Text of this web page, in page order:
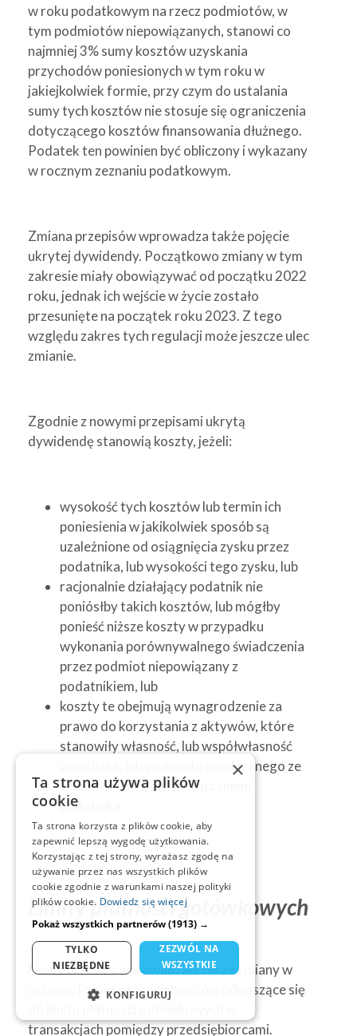
w roku podatkowym na rzecz podmiotów, w
tym podmiotów niepowiązanych, stanowi co
najmniej 3% sumy kosztów uzyskania
przychodów poniesionych w tym roku w
jakiejkolwiek formie, przy czym do ustalania
sumy tych kosztów nie stosuje się ograniczenia
dotyczącego kosztów finansowania dłużnego.
Podatek ten powinien być obliczony i wykazany
w rocznym zeznaniu podatkowym.
Zmiana przepisów wprowadza także pojęcie
ukrytej dywidendy. Początkowo zmiany w tym
zakresie miały obowiązywać od początku 2022
roku, jednak ich wejście w życie zostało
przesunięte na początek roku 2023. Z tego
względu zakres tych regulacji może jeszcze ulec
zmianie.
Zgodnie z nowymi przepisami ukrytą
dywidendę stanowią koszty, jeżeli:
wysokość tych kosztów lub termin ich
poniesienia w jakikolwiek sposób są
uzależnione od osiągnięcia zysku przez
podatnika, lub wysokości tego zysku, lub
racjonalnie działający podatnik nie
poniósłby takich kosztów, lub mógłby
ponieść niższe koszty w przypadku
wykonania porównywalnego świadczenia
przez podmiot niepowiązany z
podatnikiem, lub
koszty te obejmują wynagrodzenie za
prawo do korzystania z aktywów, które
stanowiły własność, lub współwłasność
wspólnika, lub podmiotu powiązanego ze
wspólnikiem przed utworzeniem
podatnika.
Limity płatności gotówkowych
Nowe przepisy wprowadzają także zmiany w
ustawie Prawo przedsiębiorców odnoszące się
transakcjach pomiędzy przedsiębiorcami.
×
Ta strona używa plików
cookie
Ta strona korzysta z plików cookie, aby
zapewnić lepszą wygodę użytkowania.
Korzystając z tej strony, wyrażasz zgodę na
używanie przez nas wszystkich plików
cookie zgodnie z warunkami naszej polityki
plików cookie. Dowiedz się więcej
Pokaż wszystkich partnerów(1913) →
ZEZWÓL NA
WSZYSTKIE
TYLKO
NIEZBĘDNE
KONFIGURUJ
NIEZBĘDNE